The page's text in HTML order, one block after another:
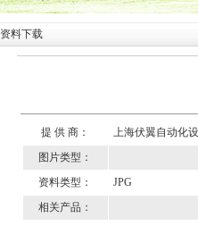
资料下载
提 供 商：
上海伏翼自动化
图片类型：
资料类型：
JPG
相关产品：